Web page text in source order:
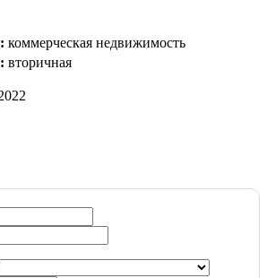
коммерческая недвижимость
вторичная